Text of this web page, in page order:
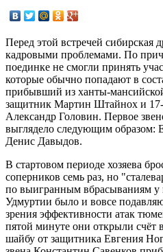
Перед этой встречей сибирская
кадровыми проблемами. По
поединке не смогли принять
которые обычно попадают в
прибывший из ханты-
защитник Мартин Штайнох и
Александр Головин. Первое
выглядело следующим образом:
Денис Давыдов.
В стартовом периоде хозяева
соперников семь раз, но
по выигранным вбрасываниям у
Удмуртии было и вовсе
зрения эффективности атак
пятой минуте они открыли счёт
шайбу от защитника Евгения